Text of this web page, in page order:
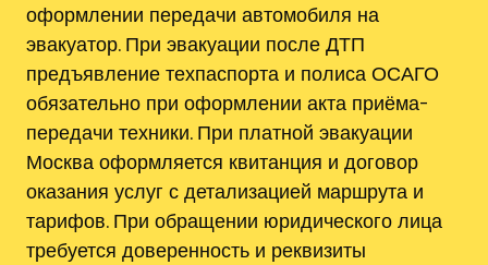
оформлении передачи автомобиля на
эвакуатор. При эвакуации после ДТП
предъявление техпаспорта и полиса ОСАГО
обязательно при оформлении акта приёма-
передачи техники. При платной эвакуации
Москва оформляется квитанция и договор
оказания услуг с детализацией маршрута и
тарифов. При обращении юридического лица
требуется доверенность и реквизиты